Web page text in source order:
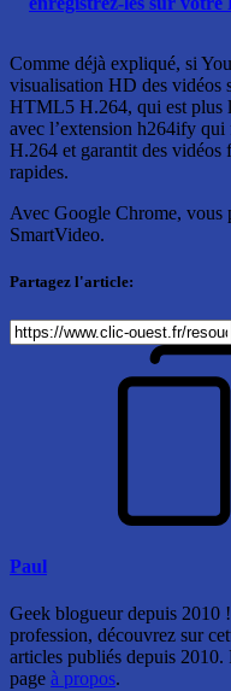
Comme déjà expliqué, si
visualisation HD des vidéos
HTML5 H.264, qui est plus
avec l’extension h264ify
H.264 et garantit des vidéos
rapides.
Avec Google Chrome, vous
SmartVideo.
Partagez l'article:
Paul
Geek blogueur depuis 2010
profession, découvrez sur
articles publiés depuis
page à propos.